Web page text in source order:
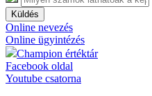
Küldés
Online nevezés
Online ügyintézés
Champion értéktár
Facebook oldal
Youtube csatorna